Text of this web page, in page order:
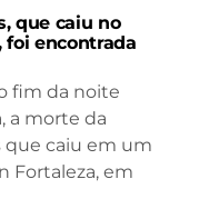
que caiu no
foi encontrada
fim da noite
a morte da
que caiu em um
Fortaleza, em